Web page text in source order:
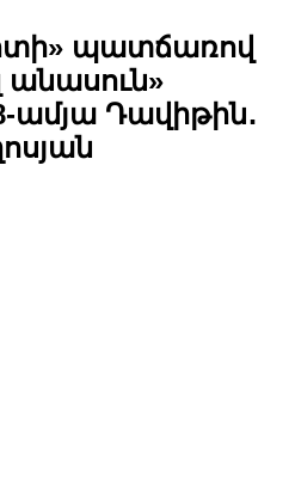
պատճառով
ամյա Դավիթին․